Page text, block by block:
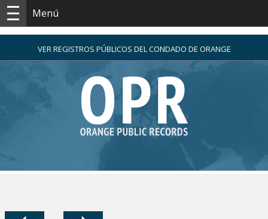
Menú
VER REGISTROS PÚBLICOS DEL CONDADO DE ORANGE